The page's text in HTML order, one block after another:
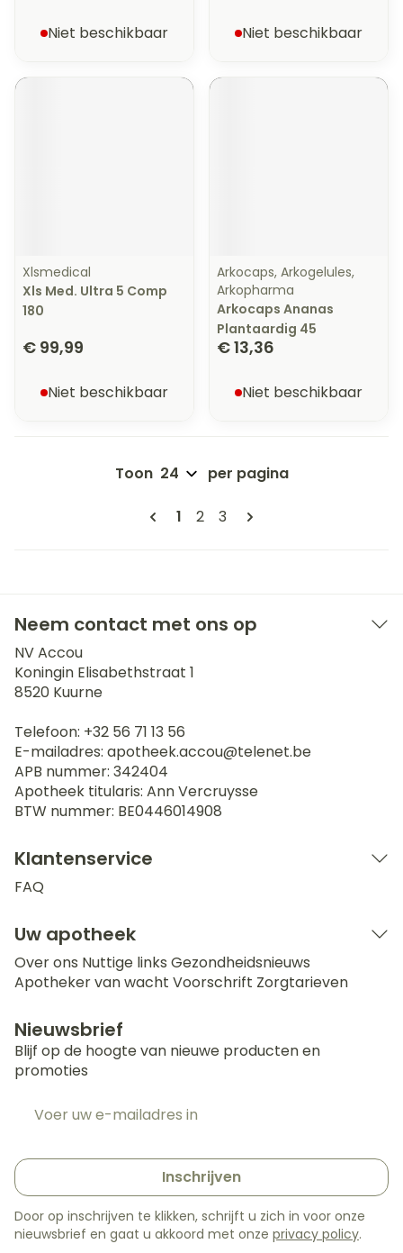
Niet beschikbaar Niet beschikbaar
Xlsmedical
Xls Med. Ultra 5 Comp
180
€ 99,99
Niet beschikbaar
Arkocaps, Arkogelules,
Arkopharma
Arkocaps Ananas
Plantaardig 45
€ 13,36
Niet beschikbaar
Pagina's
U lees momenteel pagina
1 Pagina
2 Pagina
3
Toon per pagina
Neem contact met ons op
NV Accou
Koningin Elisabethstraat 1
8520 Kuurne
Telefoon: +32 56 71 13 56
E-mailadres: apotheek.accou@telenet.be
APB nummer: 342404
Apotheek titularis: Ann Vercruysse
BTW nummer: BE0446014908
Klantenservice
FAQ
Uw apotheek
Over ons Nuttige links Gezondheidsnieuws
Apotheker van wacht Voorschrift Zorgtarieven
Nieuwsbrief
Blijf op de hoogte van nieuwe producten en
promoties
Inschrijven
Door op inschrijven te klikken, schrijft u zich in voor onze
nieuwsbrief en gaat u akkoord met onze privacy policy.